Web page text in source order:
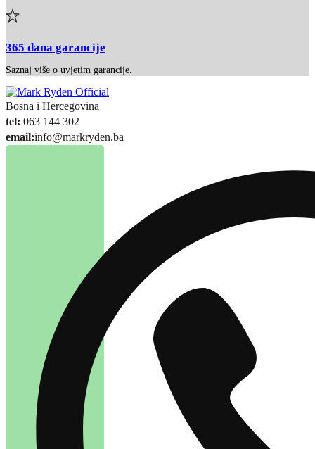
365 dana garancije
Saznaj više o uvjetim garancije.
Bosna i Hercegovina
tel: 063 144 302
email:info@markryden.ba